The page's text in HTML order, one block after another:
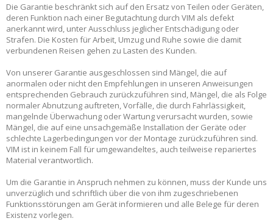
Die Garantie beschränkt sich auf den Ersatz von Teilen oder Geräten,
deren Funktion nach einer Begutachtung durch VIM als defekt
anerkannt wird, unter Ausschluss jeglicher Entschädigung oder
Strafen. Die Kosten für Arbeit, Umzug und Ruhe sowie die damit
verbundenen Reisen gehen zu Lasten des Kunden.
Von unserer Garantie ausgeschlossen sind Mängel, die auf
anormalen oder nicht den Empfehlungen in unseren Anweisungen
entsprechenden Gebrauch zurückzuführen sind, Mängel, die als Folge
normaler Abnutzung auftreten, Vorfälle, die durch Fahrlässigkeit,
mangelnde Überwachung oder Wartung verursacht wurden, sowie
Mängel, die auf eine unsachgemäße Installation der Geräte oder
schlechte Lagerbedingungen vor der Montage zurückzuführen sind.
VIM ist in keinem Fall für umgewandeltes, auch teilweise repariertes
Material verantwortlich.
Um die Garantie in Anspruch nehmen zu können, muss der Kunde uns
unverzüglich und schriftlich über die von ihm zugeschriebenen
Funktionsstörungen am Gerät informieren und alle Belege für deren
Existenz vorlegen.